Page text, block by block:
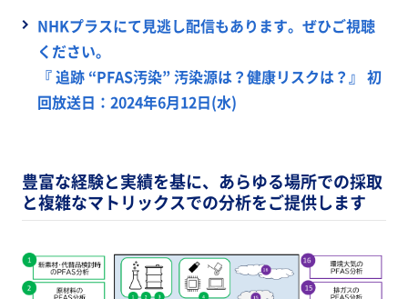
NHKプラスにて見逃し配信もあります。ぜひご視聴
ください。
『 追跡 “PFAS汚染” 汚染源は？健康リスクは？』 初
回放送日：2024年6月12日(水)
豊富な経験と実績を基に、あらゆる場所での採取
と複雑なマトリックスでの分析をご提供します